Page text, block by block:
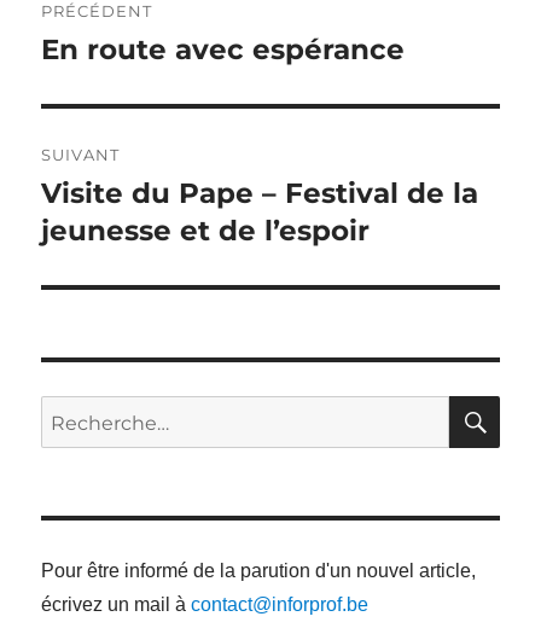
de
PRÉCÉDENT
Article
En route avec espérance
SUIVANT
Article
suivant :
Visite du Pape – Festival de la
jeunesse et de l’espoir
Recherche
pour
Pour être informé de la parution d'un nouvel article,
écrivez un mail àcontact@inforprof.be